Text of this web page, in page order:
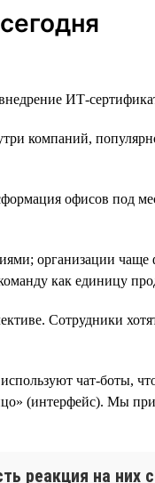
ИТ-
компаний,
офисов под
организации
как единицу
Сотрудники
чат-боты,
(интерфейс). Мы
реакция на них